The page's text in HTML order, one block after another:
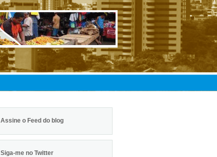
Assine o Feed do blog
Siga-me no Twitter